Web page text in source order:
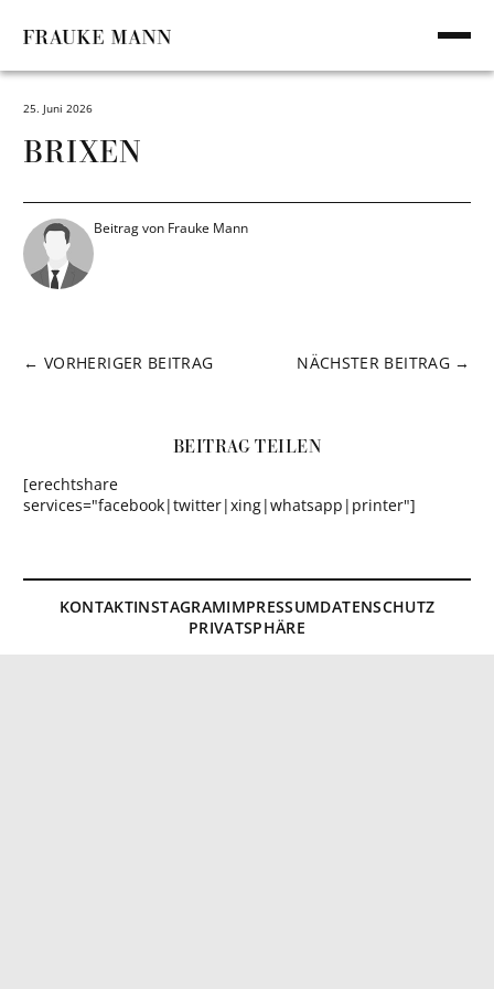
CONTENT
25. Juni 2026
BRIXEN
Beitrag von Frauke Mann
BEITRAGSNAVIGATION
← VORHERIGER BEITRAG NÄCHSTER BEITRAG →
BEITRAG TEILEN
[erechtshare
services="facebook|twitter|xing|whatsapp|printer"]
KONTAKTINSTAGRAMIMPRESSUMDATENSCHUTZ
PRIVATSPHÄRE